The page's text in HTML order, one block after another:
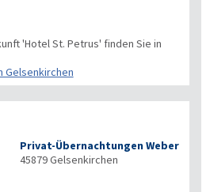
'Hotel St. Petrus' finden Sie in
Gelsenkirchen
Privat-Übernachtungen Weber
45879Gelsenkirchen